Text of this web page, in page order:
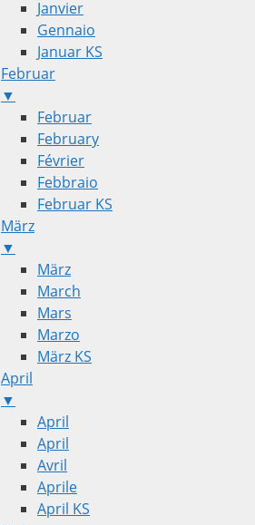
Janvier
Gennaio
Januar KS
Februar
▼
Februar
February
Février
Febbraio
Februar KS
März
▼
März
March
Mars
Marzo
März KS
April
▼
April
April
Avril
Aprile
April KS